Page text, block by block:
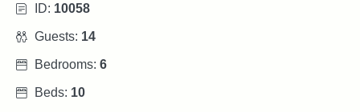
ID: 10058
Guests: 14
Bedrooms: 6
Beds: 10